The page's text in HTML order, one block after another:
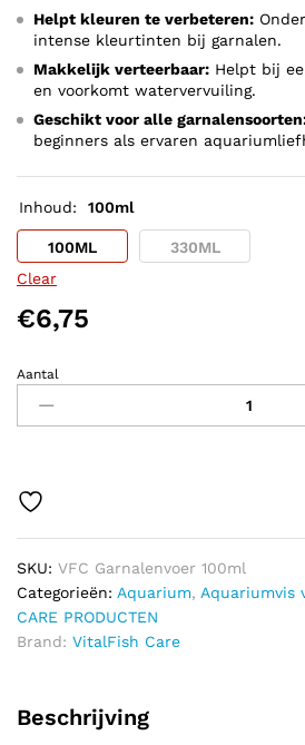
Helpt kleuren te verbeteren:
intense kleurtinten bij garnalen.
Makkelijk verteerbaar: Helpt bij
en voorkomt watervervuiling.
Geschikt voor alle
beginners als ervaren
Inhoud: 100ml
100ML
330ML
Clear
€6,75
VITALFISH
CARE
GARNALENVOER
Aantal
SKU: VFC Garnalenvoer 100ml
Categorieën: Aquarium, Aquariumvis
CARE PRODUCTEN
Brand: VitalFish Care
Beschrijving